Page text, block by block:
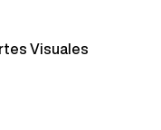
Visuales